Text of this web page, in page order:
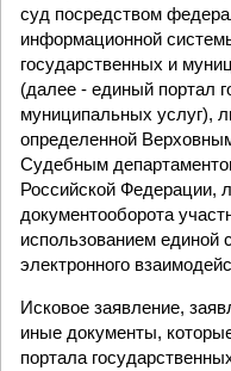
суд посредством
информационной
государственных и
(далее - единый портал
муниципальных услуг),
определенной
Судебным
Российской Федерации,
документооборота
использованием единой
электронного
Исковое заявление,
иные документы,
портала